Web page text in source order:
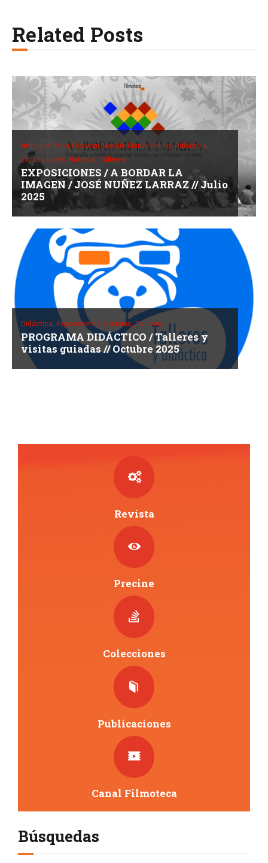
Related Posts
Artilugios Para Fascinar, Basilio Martín Patino,Didáctica,
Exposiciones, Noticias, Talleres
EXPOSICIONES / A BORDAR LA
IMAGEN / JOSÉ NUÑEZ LARRAZ // Julio
2025
Didáctica, Exposiciones, Noticias,Talleres
PROGRAMA DIDÁCTICO / Talleres y
visitas guiadas // Octubre 2025
Revista
Precine
Colecciones
Publicaciones
Canal Filmoteca
Búsquedas